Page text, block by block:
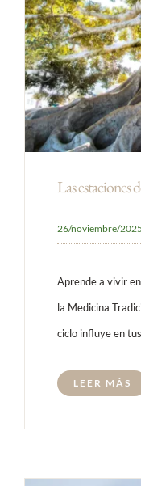
Las estaciones
26/noviembre/2025
Aprende a vivir
la Medicina
ciclo influye en
LEER MÁS